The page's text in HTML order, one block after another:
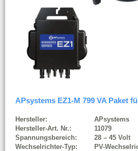
APsystems EZ1-M 799 VA Paket
Hersteller:
APsystems
Hersteller-Art. Nr.:
11079
Spannungsbereich:
28 – 45 Volt
Wechselrichter-Typ:
PV-